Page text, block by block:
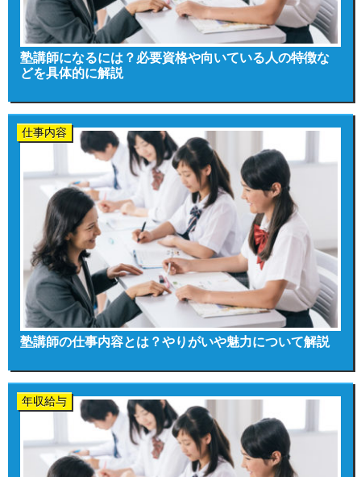
塾講師になるには？必要資格や向いている人の特徴な
どを具体的に解説
仕事内容
塾講師の仕事内容とは？やりがいや魅力について解説
年収給与